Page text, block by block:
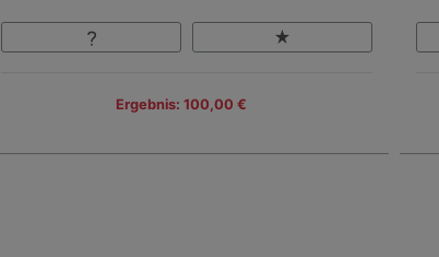
Ergebnis: 100,00 €